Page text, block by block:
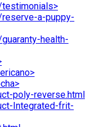
a-puppy-
health-
poly-reverse.html
Integrated-frit-